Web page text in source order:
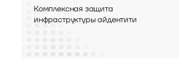
Комплексная защита
инфраструктуры айдентити